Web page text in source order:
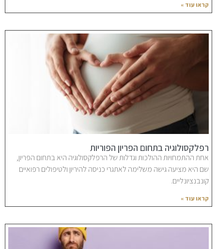
קראו עוד »
רפלקסולוגיה בתחום הפריון הפוריות
אחת ההתמחויות ההולכות וגדלות של הרפלקסולוגיה היא בתחום הפריון,
שם היא מציעה גישה משלימה לאתגרי כניסה להיריון ולטיפולים רפואיים
קונבנציונליים.
קראו עוד »